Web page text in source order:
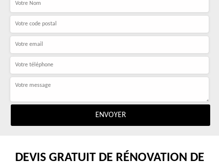
DEVIS GRATUIT DE RÉNOVATION DE